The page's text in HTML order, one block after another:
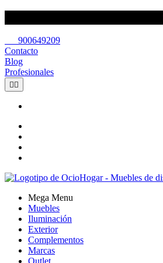
900649209
Contacto
Blog
Profesionales
 
Mega Menu
Muebles
Iluminación
Exterior
Complementos
Marcas
Outlet